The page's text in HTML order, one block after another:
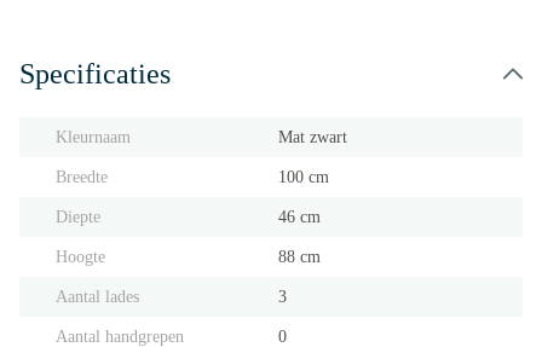
Specificaties
Kleurnaam Mat zwart
Breedte 100 cm
Diepte 46 cm
Hoogte 88 cm
Aantal lades 3
Aantal handgrepen 0